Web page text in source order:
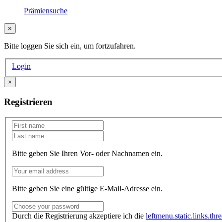
Prämiensuche
×
Bitte loggen Sie sich ein, um fortzufahren.
Login
×
Registrieren
Bitte geben Sie Ihren Vor- oder Nachnamen ein.
Bitte geben Sie eine gültige E-Mail-Adresse ein.
Durch die Registrierung akzeptiere ich die